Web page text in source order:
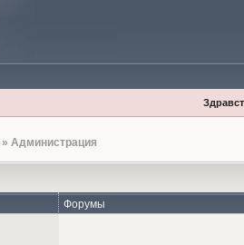
» Администрация
Форумы